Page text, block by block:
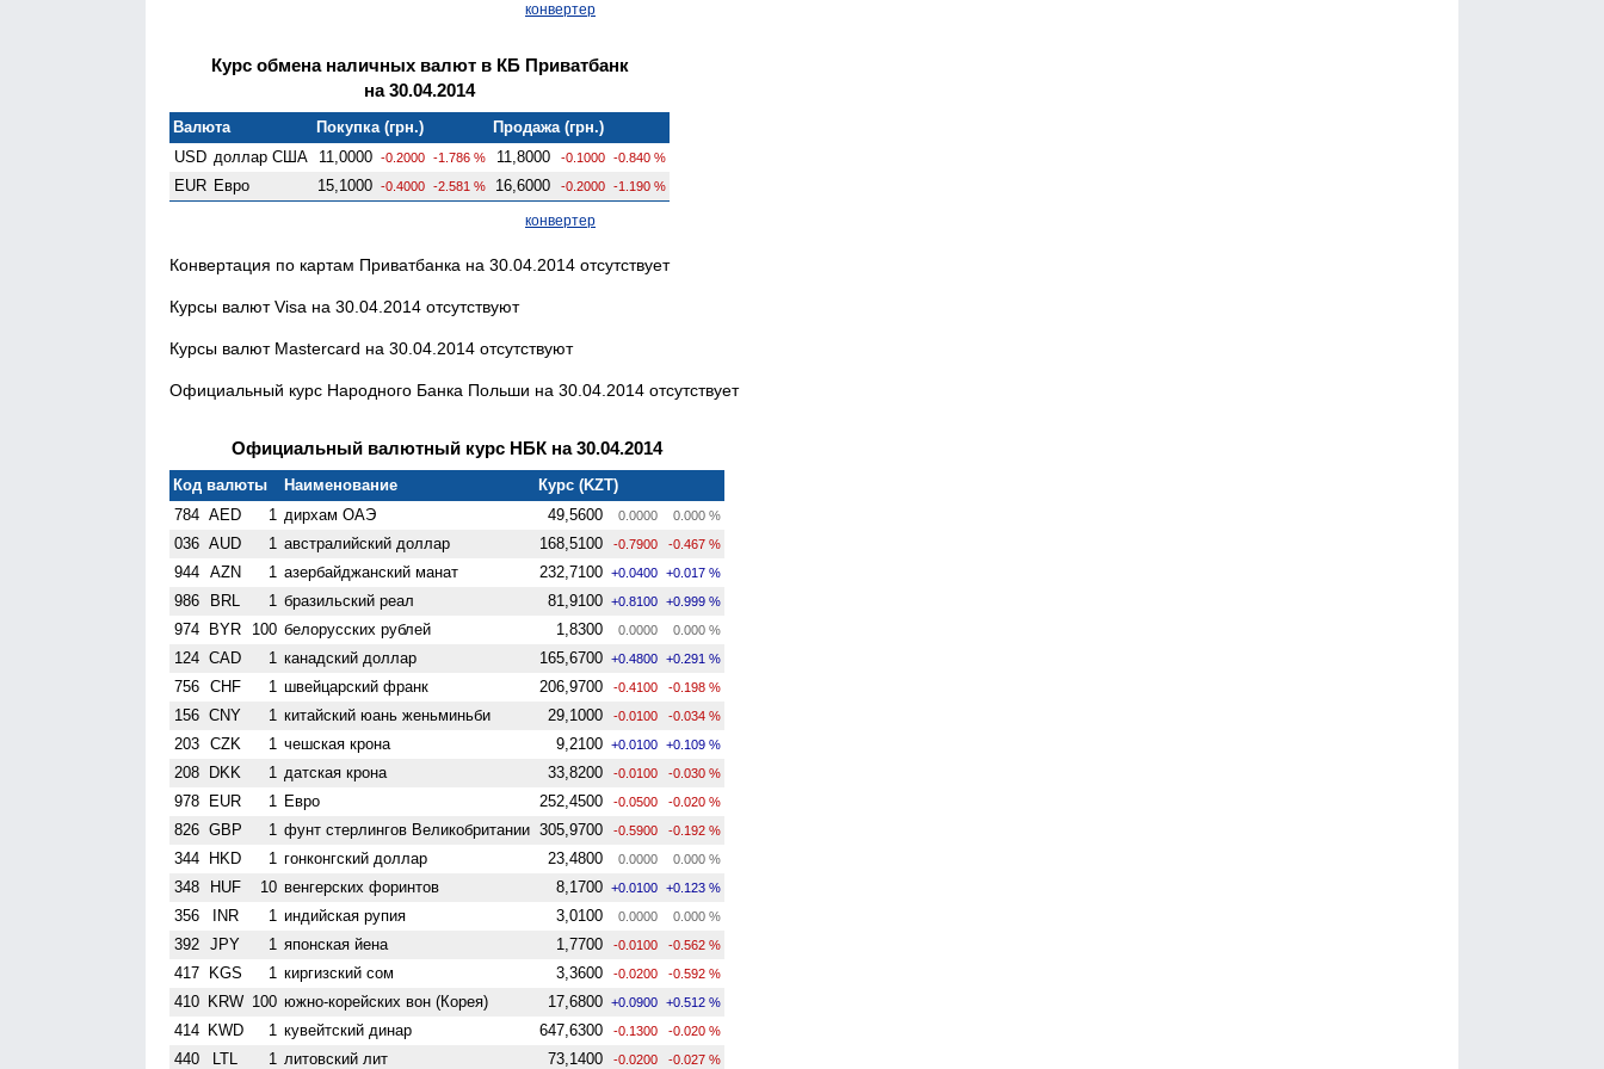
конвертер
Курс обмена наличных валют в КБ Приватбанк
на 30.04.2014
Валюта Покупка (грн.)
Продажа (грн.)
USD доллар США 11,0000 -0.2000 -1.786 % 11,8000 -0.1000 -0.840 %
EUR Евро 15,1000 -0.4000 -2.581 % 16,6000 -0.2000 -1.190 %
конвертер
Конвертация по картам Приватбанка на 30.04.2014 отсутствует
Курсы валют Visa на 30.04.2014 отсутствуют
Курсы валют Mastercard на 30.04.2014 отсутствуют
Официальный курс Народного Банка Польши на 30.04.2014 отсутствует
Официальный валютный курс НБК на 30.04.2014
Код валюты Наименование
Курс (KZT)
784 AED 1 дирхам ОАЭ 49,5600 0.0000 0.000 %
036 AUD 1 австралийский доллар 168,5100 -0.7900 -0.467 %
944 AZN 1 азербайджанский манат 232,7100 +0.0400 +0.017 %
986 BRL 1 бразильский реал 81,9100 +0.8100 +0.999 %
974 BYR 100 белорусских рублей 1,8300 0.0000 0.000 %
124 CAD 1 канадский доллар 165,6700 +0.4800 +0.291 %
756 CHF 1 швейцарский франк 206,9700 -0.4100 -0.198 %
156 CNY 1 китайский юань женьминьби 29,1000 -0.0100 -0.034 %
203 CZK 1 чешская крона 9,2100 +0.0100 +0.109 %
208 DKK 1 датская крона 33,8200 -0.0100 -0.030 %
978 EUR 1 Евро 252,4500 -0.0500 -0.020 %
826 GBP 1 фунт стерлингов Велико­британии 305,9700 -0.5900 -0.192 %
344 HKD 1 гонконгский доллар 23,4800 0.0000 0.000 %
348 HUF 10 венгерских форинтов 8,1700 +0.0100 +0.123 %
356 INR 1 индийская рупия 3,0100 0.0000 0.000 %
392 JPY 1 японская йена 1,7700 -0.0100 -0.562 %
417 KGS 1 киргизский сом 3,3600 -0.0200 -0.592 %
410 KRW 100 южно-корейских вон (Корея) 17,6800 +0.0900 +0.512 %
414 KWD 1 кувейтский динар 647,6300 -0.1300 -0.020 %
440 LTL 1 литовский лит 73,1400 -0.0200 -0.027 %